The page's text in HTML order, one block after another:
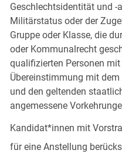
Geschlechtsidentität und
Militärstatus oder der
Gruppe oder Klasse, die
oder Kommunalrecht
qualifizierten Personen
Übereinstimmung mit
und den geltenden
angemessene
Kandidat*innen mit
für eine Anstellung